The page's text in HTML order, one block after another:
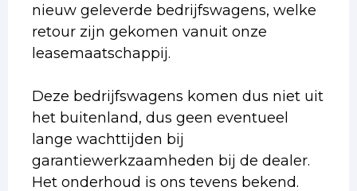
nieuw geleverde bedrijfswagens, welke
retour zijn gekomen vanuit onze
leasemaatschappij.
Deze bedrijfswagens komen dus niet uit
het buitenland, dus geen eventueel
lange wachttijden bij
garantiewerkzaamheden bij de dealer.
Het onderhoud is ons tevens bekend.